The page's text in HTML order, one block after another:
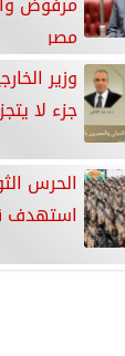
مصر
وزير
جزء لا
الحرس
استهدف